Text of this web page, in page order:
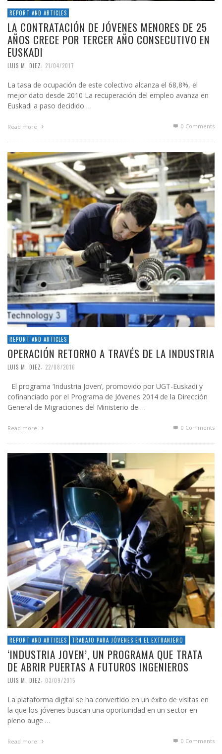
REPORT AND ARTICLES
LA CONTRATACIÓN DE JÓVENES MENORES DE 25
AÑOS CRECE POR TERCER AÑO CONSECUTIVO EN
EUSKADI
LUIS M. DIEZ, 21/04/2017
La tasa de ocupación de este colectivo alcanza el 68,8%, el
mejor dato desde 2010 La recuperación del empleo avanza en
Euskadi a paso decidido …
Read more 0 Comments
REPORT AND ARTICLES
OPERACIÓN RETORNO A TRAVÉS DE LA INDUSTRIA
LUIS M. DIEZ 22/08/2016
El programa ‘Industria Joven’, promovido por UGT-Euskadi y
cofinanciado por el Programa de Jóvenes 2014 de la Dirección
General de Migraciones del Ministerio de …
Read more 0 Comments
REPORT AND ARTICLES TRABAJO PARA JÓVENES EN EL EXTRANJERO
‘INDUSTRIA JOVEN’, UN PROGRAMA QUE TRATA
DE ABRIR PUERTAS A FUTUROS INGENIEROS
LUIS M. DIEZ 03/09/2015
La plataforma digital se ha convertido en un éxito de visitas en
la que los jóvenes buscan una oportunidad en un sector en
pleno auge …
Read more 0 Comments